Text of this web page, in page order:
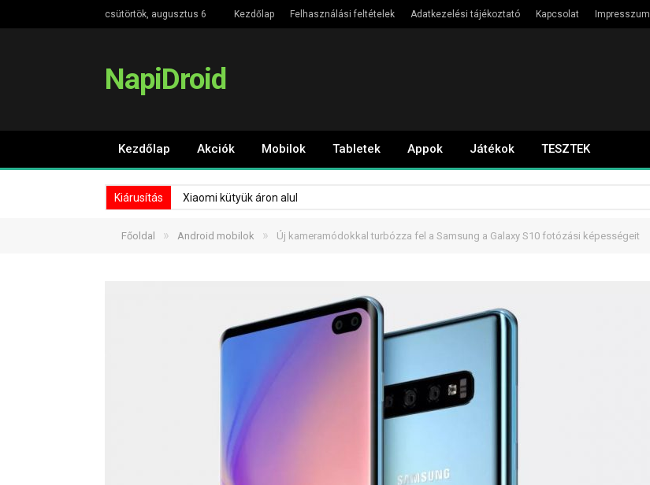
csütörtök, augusztus 6 Kezdőlap Felhasználási feltételek Adatkezelési tájékoztató Kapcsolat Impresszum
NapiDroid
Kezdőlap Akciók Mobilok Tabletek Appok Játékok TESZTEK
Kiárusítás Xiaomi kütyük áron alul
Főoldal » Android mobilok » Új kameramódokkal turbózza fel a Samsung a Galaxy S10 fotózási képességeit